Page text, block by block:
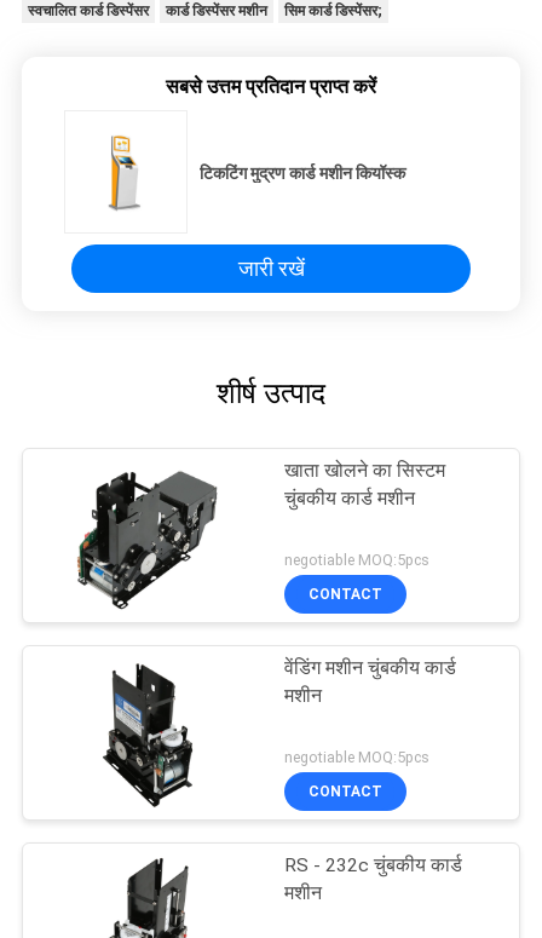
स्वचालित कार्ड डिस्पेंसर कार्ड डिस्पेंसर मशीन सिम कार्ड डिस्पेंसर;
सबसे उत्तम प्रतिदान प्राप्त करें
टिकटिंग मुद्रण कार्ड मशीन कियॉस्क
जारी रखें
शीर्ष उत्पाद
खाता खोलने का सिस्टम
चुंबकीय कार्ड मशीन
negotiable MOQ:5pcs
CONTACT
वेंडिंग मशीन चुंबकीय कार्ड
मशीन
negotiable MOQ:5pcs
CONTACT
RS - 232c चुंबकीय कार्ड
मशीन